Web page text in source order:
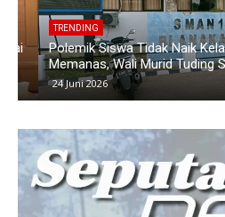
TRENDING
Polemik Siswa Tidak Naik Kelas
Memanas, Wali Murid Tuding
24 Juni 2026